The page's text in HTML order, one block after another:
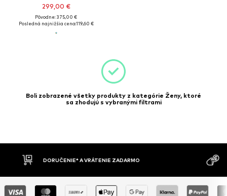
299,00 €
Pôvodne: 375,00 €
Posledná najnižšia cena:119,60 €
Boli zobrazené všetky produkty z kategórie Ženy, ktoré
sa zhodujú s vybranými filtrami
DOBIERKA
MOŽNOSŤ